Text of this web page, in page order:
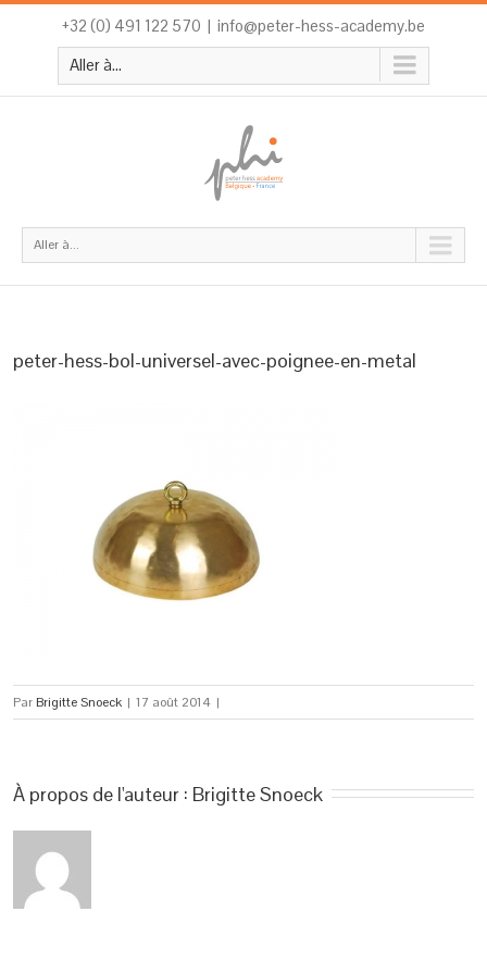
+32 (0) 491 122 570 | info@peter-hess-academy.be
Aller à...
Aller à...
peter-hess-bol-universel-avec-poignee-en-metal
Par Brigitte Snoeck | 17 août 2014 |
À propos de l'auteur : Brigitte Snoeck